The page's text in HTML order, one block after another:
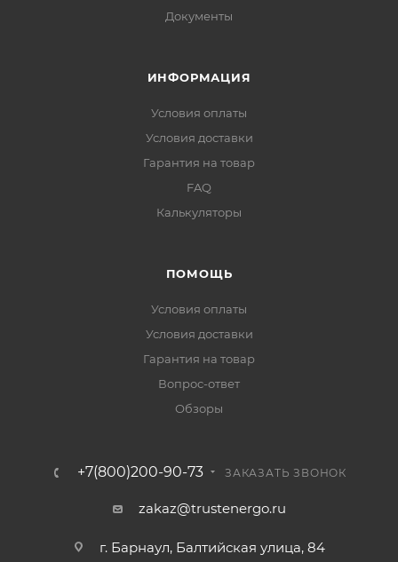
Документы
ИНФОРМАЦИЯ
Условия оплаты
Условия доставки
Гарантия на товар
FAQ
Калькуляторы
ПОМОЩЬ
Условия оплаты
Условия доставки
Гарантия на товар
Вопрос-ответ
Обзоры
+7(800)200-90-73 ЗАКАЗАТЬ ЗВОНОК
zakaz@trustenergo.ru
г. Барнаул, Балтийская улица, 84